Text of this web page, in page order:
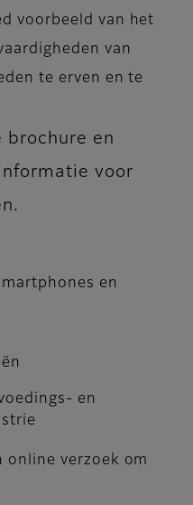
voorbeeld van het
van
te erven en te
brochure en
voor
en
en
online verzoek om